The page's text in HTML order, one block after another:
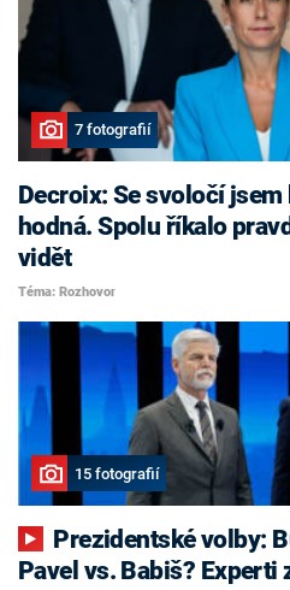
7 fotografií
Decroix: Se svoločí
hodná. Spolu říkalo
vidět
Téma: Rozhovor
15 fotografií
Pavel vs. Babiš?